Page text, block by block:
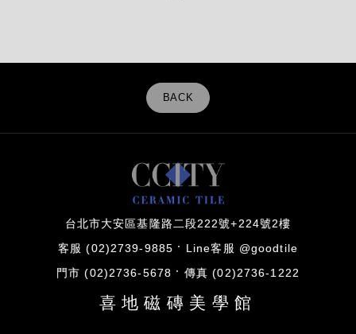
BACK
台北市大安區基隆路二段222號+224號2樓
客服 (02)2739-9885 Line客服 @goodtile
門市 (02)2736-5678 傳真 (02)2736-1222
喜地磁磚美學館